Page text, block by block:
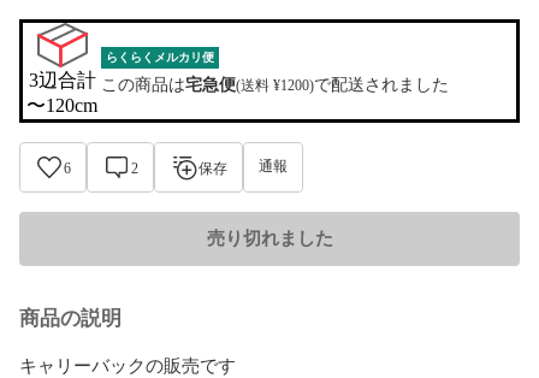
3辺合計
〜120cm
らくらくメルカリ便
この商品は宅急便(送料 ¥1200)で配送されました
6 2 保存 通報
売り切れました
商品の説明
キャリーバックの販売です